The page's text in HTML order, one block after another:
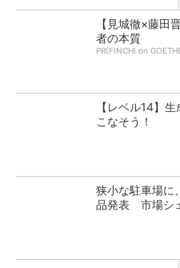
【見城徹×藤田
者の本質
PR(FINCHI on
【レベル14】
こなそう！
狭小な駐車場に
品発表 市場シ